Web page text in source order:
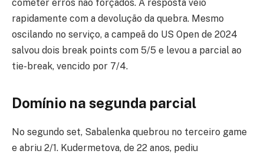
cometer erros não forçados. A resposta veio
rapidamente com a devolução da quebra. Mesmo
oscilando no serviço, a campeã do US Open de 2024
salvou dois break points com 5/5 e levou a parcial ao
tie-break, vencido por 7/4.
Domínio na segunda parcial
No segundo set, Sabalenka quebrou no terceiro game
e abriu 2/1. Kudermetova, de 22 anos, pediu